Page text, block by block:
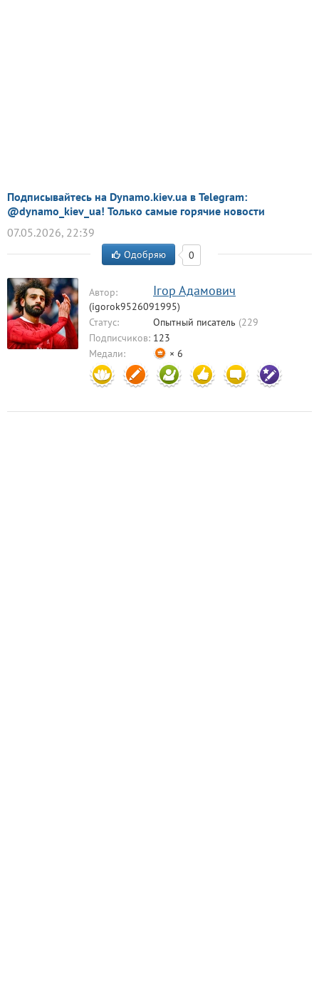
Подписывайтесь на Dynamo.kiev.ua в Telegram:
@dynamo_kiev_ua! Только самые горячие новости
07.05.2026, 22:39
Одобряю 0
Автор: Ігор Адамович
(igorok9526091995)
Статус:
Опытный писатель (229
комментариев)
Подписчиков: 123
Медали:
× 6